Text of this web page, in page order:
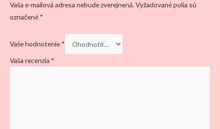
Vaša e-mailová adresa nebude zverejnená.Vyžadované polia sú
označené *
Vaše hodnotenie *
Vaša recenzia *